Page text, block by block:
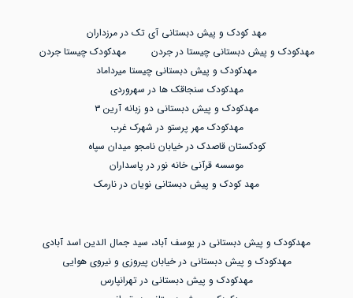
مهد کودک و پیش دبستانی آی تک در مرزداران
مهدکودک و پیش دبستانی چیستا در جردن
مهدکودک چیستا جردن
مهدکودک و پیش دبستانی چیستا میرداماد
مهدکودک سنجاقک ها در سهروردی
مهدکودک و پیش دبستانی دو زبانه آرین ۳
مهدکودک مهر پرستو در شهرک غرب
کودکستان قاصدک در خیابان نامجو میدان سپاه
موسسه قرآنی خانه نور در پاسداران
مهد کودک و پیش دبستانی نویان در نارمک
مهدکودک و پیش دبستانی در یوسف آباد، سید جمال الدین اسد آبادی
مهدکودک و پیش دبستانی در خیابان پیروزی و نیروی هوایی
مهدکودک و پیش دبستانی در تهرانپارس